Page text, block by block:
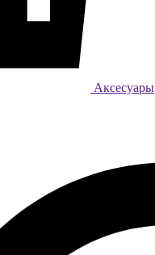
Аксесуары